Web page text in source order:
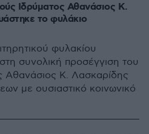
Ιδρύματος Αθανάσιος Κ.
το φυλάκιο
φυλακίου
συνολική προσέγγιση του
Αθανάσιος Κ. Λασκαρίδης
με ουσιαστικό κοινωνικό